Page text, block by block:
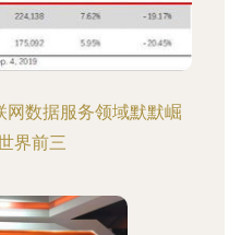
网数据服务领域默默崛
界前三